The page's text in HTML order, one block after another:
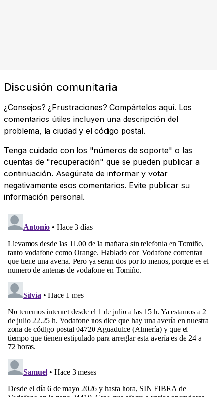
Discusión comunitaria
¿Consejos? ¿Frustraciones? Compártelos aquí. Los
comentarios útiles incluyen una descripción del
problema, la ciudad y el código postal.
Tenga cuidado con los "números de soporte" o las
cuentas de "recuperación" que se pueden publicar a
continuación. Asegúrate de informar y votar
negativamente esos comentarios. Evite publicar su
información personal.